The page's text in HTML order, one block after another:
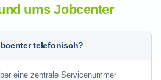
ums Jobcenter
telefonisch?
eine zentrale Servicenummer